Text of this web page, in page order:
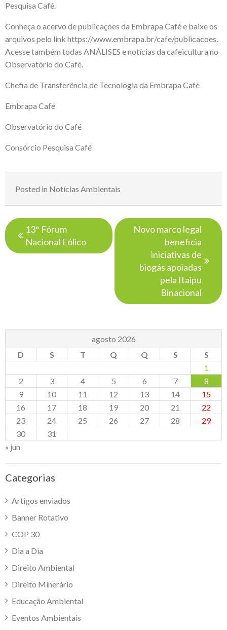
Pesquisa Café.
Conheça o acervo de publicações da Embrapa Café e baixe os
arquivos pelo link https://www.embrapa.br/cafe/publicacoes.
Acesse também todas ANÁLISES e notícias da cafeicultura no
Observatório do Café.
Chefia de Transferência de Tecnologia da Embrapa Café
Embrapa Café
Observatório do Café
Consórcio Pesquisa Café
Posted in Notícias Ambientais
Navegação
de
Post
13° Fórum
Nacional Eólico
Novo marco legal
beneficia
iniciativas de
biogás apoiadas
pela Itaipu
Binacional
agosto 2026
D
S T Q Q S
S
1
2
3 4 5 6 7
8
9
10 11 12 13 14
15
16
17 18 19 20 21
22
23
24 25 26 27 28
29
30
31
« jun
Categorias
Artigos enviados
Banner Rotativo
COP 30
Dia a Dia
Direito Ambiental
Direito Minerário
Educação Ambiental
Eventos Ambientais